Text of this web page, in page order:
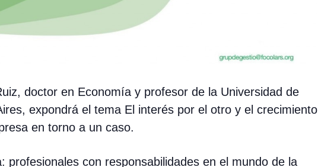
, doctor en Economía y profesor de la Universidad de
expondrá el tema El interés por el otro y el crecimiento
en torno a un caso.
: profesionales con responsabilidades en el mundo de la